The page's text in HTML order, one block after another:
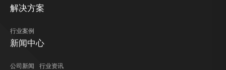
解决方案
行业案例
新闻中心
公司新闻 行业资讯